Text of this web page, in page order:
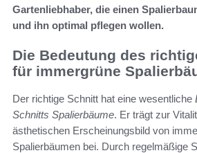
Gartenliebhaber, die einen
und ihn optimal pflegen wollen.
Die Bedeutung des
für immergrüne
Der richtige Schnitt hat eine wesentliche
Schnitts Spalierbäume. Er trägt zur
ästhetischen Erscheinungsbild von
Spalierbäumen bei. Durch regelmäßige